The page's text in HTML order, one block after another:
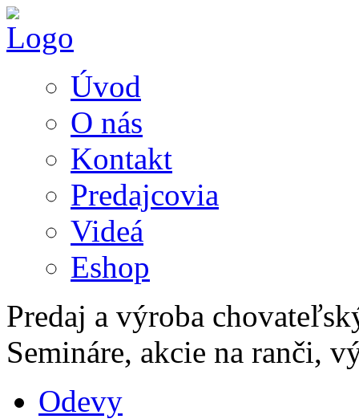
Úvod
O nás
Kontakt
Predajcovia
Videá
Eshop
Predaj a výroba
Semináre, akcie na ranči,
Odevy